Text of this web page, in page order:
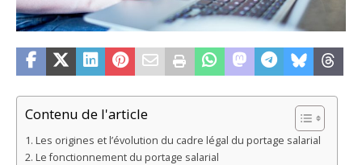
Contenu de l'article
Les origines et l’évolution du cadre légal du portage salarial
Le fonctionnement du portage salarial